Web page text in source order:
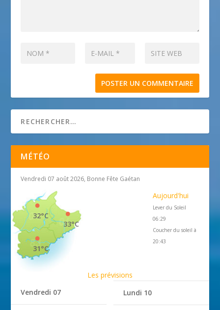
MÉTÉO
Vendredi 07 août 2026, Bonne Fête Gaétan
33°C
32°C
31°C
Aujourd'hui
Lever du Soleil
06:29
Coucher du soleil à
20:43
Les prévisions
Vendredi 07
Lundi 10